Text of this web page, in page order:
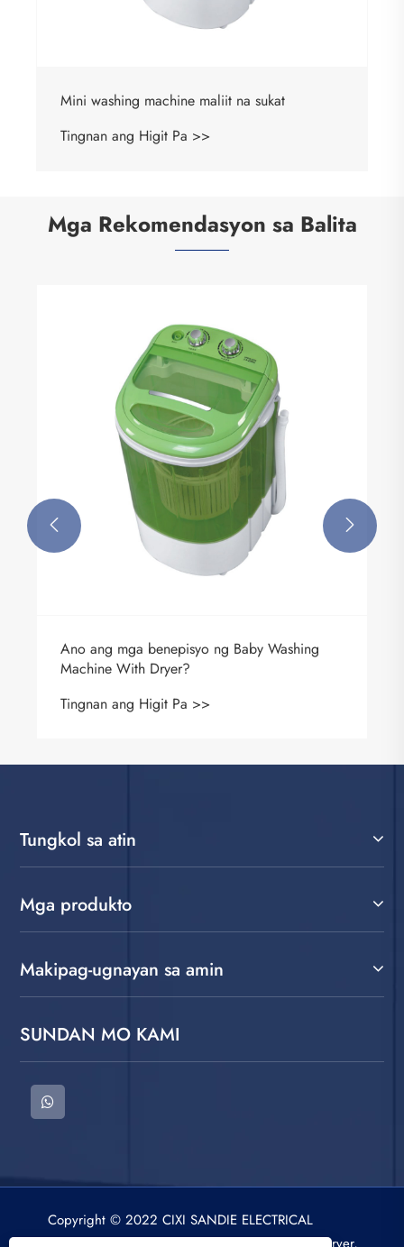
Mga Rekomendasyon sa Balita
Mga pangunahing tampok ng vertical air
conditioner cooler
Tingnan ang Higit Pa >>
 
Tungkol sa atin
Mga produkto
Makipag-ugnayan sa amin
SUNDAN MO KAMI
Copyright © 2022 CIXI SANDIE ELECTRICAL